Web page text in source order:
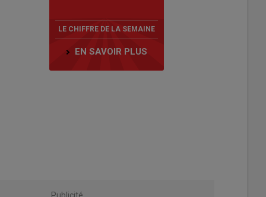
LE CHIFFRE DE LA SEMAINE
EN SAVOIR PLUS